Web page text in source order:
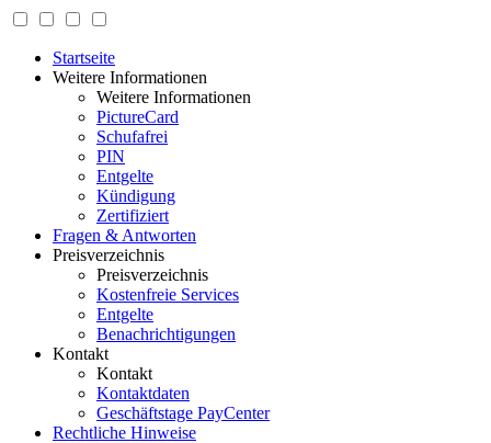
Startseite
Weitere Informationen
Weitere Informationen
PictureCard
Schufafrei
PIN
Entgelte
Kündigung
Zertifiziert
Fragen & Antworten
Preisverzeichnis
Preisverzeichnis
Kostenfreie Services
Entgelte
Benachrichtigungen
Kontakt
Kontakt
Kontaktdaten
Geschäftstage PayCenter
Rechtliche Hinweise